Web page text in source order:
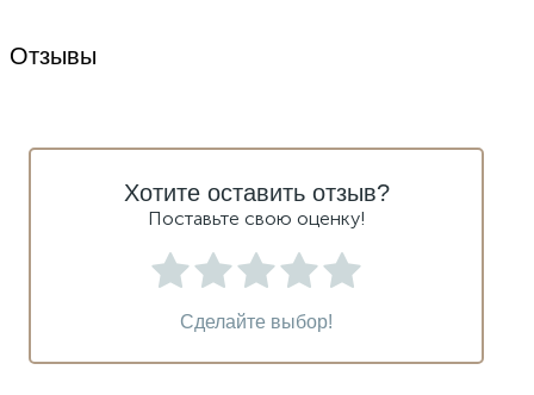
Отзывы
Хотите оставить отзыв?
Поставьте свою оценку!
Сделайте выбор!